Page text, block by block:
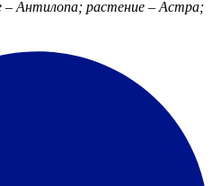
Антилопа; растение – Астра;